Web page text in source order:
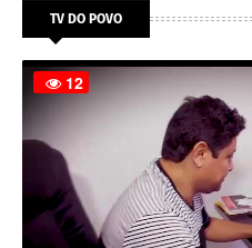
TV DO POVO